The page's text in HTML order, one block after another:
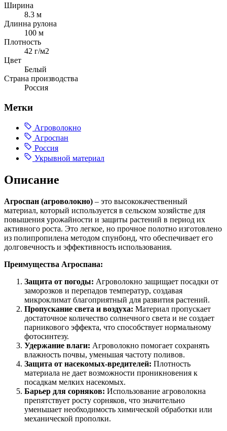
Ширина
8.3 м
Длинна рулона
100 м
Плотность
42 г/м2
Цвет
Белый
Страна производства
Россия
Метки
Агроволокно
Агроспан
Россия
Укрывной материал
Описание
Агроспан (агроволокно) – это высококачественный
материал, который используется в сельском хозяйстве для
повышения урожайности и защиты растений в период их
активного роста. Это легкое, но прочное полотно изготовлено
из полипропилена методом спунбонд, что обеспечивает его
долговечность и эффективность использования.
Преимущества Агроспана:
Защита от погоды: Агроволокно защищает посадки от
заморозков и перепадов температур, создавая
микроклимат благоприятный для развития растений.
Пропускание света и воздуха: Материал пропускает
достаточное количество солнечного света и не создает
парникового эффекта, что способствует нормальному
фотосинтезу.
Удержание влаги: Агроволокно помогает сохранять
влажность почвы, уменьшая частоту поливов.
Защита от насекомых-вредителей: Плотность
материала не дает возможности проникновения к
посадкам мелких насекомых.
Барьер для сорняков: Использование агроволокна
препятствует росту сорняков, что значительно
уменьшает необходимость химической обработки или
механической прополки.